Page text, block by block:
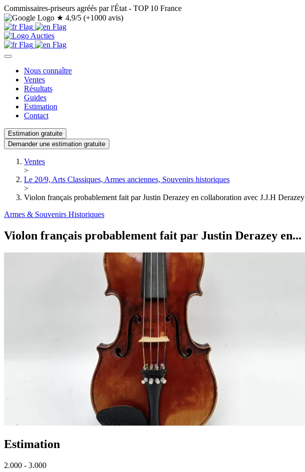
Commissaires-priseurs agréés par l'État - TOP 10 France
★ 4,9/5 (+1000 avis)
Nous connaître
Ventes
Résultats
Guides
Estimation
Contact
Estimation gratuite
Demander une estimation gratuite
Ventes
>
Le 20/9, Arts Classiques, Armes anciennes, Souvenirs historiques
>
Violon français probablement fait par Justin Derazey en collaboration avec J.J.H Derazey
Armes & Souvenirs Historiques
Violon français probablement fait par Justin Derazey en...
Estimation
2.000 - 3.000